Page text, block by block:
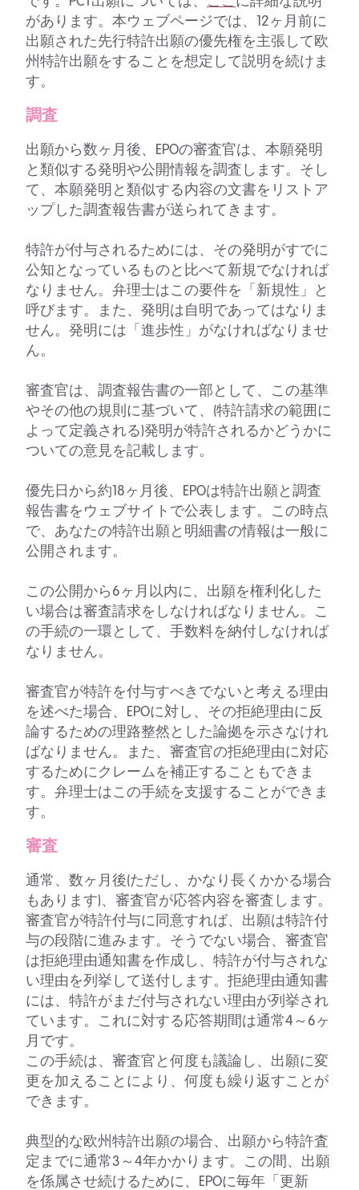
があります。本ウェブページでは、12ヶ月前に
出願された先行特許出願の優先権を主張して欧
州特許出願をすることを想定して説明を続けま
す。
調査
出願から数ヶ月後、EPOの審査官は、本願発明
と類似する発明や公開情報を調査します。そし
て、本願発明と類似する内容の文書をリストア
ップした調査報告書が送られてきます。
特許が付与されるためには、その発明がすでに
公知となっているものと比べて新規でなければ
なりません。弁理士はこの要件を「新規性」と
呼びます。また、発明は自明であってはなりま
せん。発明には「進歩性」がなければなりませ
ん。
審査官は、調査報告書の一部として、この基準
やその他の規則に基づいて、(特許請求の範囲に
よって定義される)発明が特許されるかどうかに
ついての意見を記載します。
優先日から約18ヶ月後、EPOは特許出願と調査
報告書をウェブサイトで公表します。この時点
で、あなたの特許出願と明細書の情報は一般に
公開されます。
この公開から6ヶ月以内に、出願を権利化した
い場合は審査請求をしなければなりません。こ
の手続の一環として、手数料を納付しなければ
なりません。
審査官が特許を付与すべきでないと考える理由
を述べた場合、EPOに対し、その拒絶理由に反
論するための理路整然とした論拠を示さなけれ
ばなりません。また、審査官の拒絶理由に対応
するためにクレームを補正することもできま
す。弁理士はこの手続を支援することができま
す。
審査
通常、数ヶ月後(ただし、かなり長くかかる場合
もあります)、審査官が応答内容を審査します。
審査官が特許付与に同意すれば、出願は特許付
与の段階に進みます。そうでない場合、審査官
は拒絶理由通知書を作成し、特許が付与されな
い理由を列挙して送付します。拒絶理由通知書
には、特許がまだ付与されない理由が列挙され
ています。これに対する応答期間は通常4～6ヶ
月です。
この手続は、審査官と何度も議論し、出願に変
更を加えることにより、何度も繰り返すことが
できます。
典型的な欧州特許出願の場合、出願から特許査
定までに通常3～4年かかります。この間、出願
を係属させ続けるために、EPOに毎年「更新